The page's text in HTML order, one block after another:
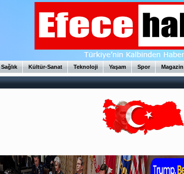
Sağlık Kültür-Sanat Teknoloji Yaşam Spor Magazin